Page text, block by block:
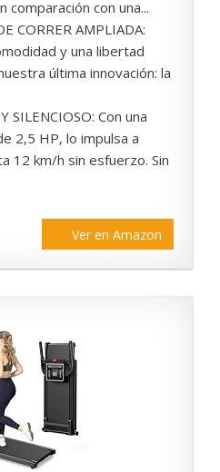
comparación con una...
CORRER AMPLIADA:
y una libertad
última innovación: la
SILENCIOSO: Con una
2,5 HP, lo impulsa a
12 km/h sin esfuerzo. Sin
Ver en Amazon